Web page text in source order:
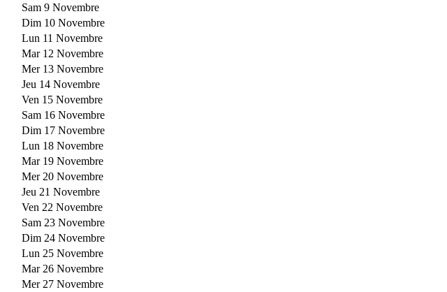
Sam 9 Novembre
Dim 10 Novembre
Lun 11 Novembre
Mar 12 Novembre
Mer 13 Novembre
Jeu 14 Novembre
Ven 15 Novembre
Sam 16 Novembre
Dim 17 Novembre
Lun 18 Novembre
Mar 19 Novembre
Mer 20 Novembre
Jeu 21 Novembre
Ven 22 Novembre
Sam 23 Novembre
Dim 24 Novembre
Lun 25 Novembre
Mar 26 Novembre
Mer 27 Novembre